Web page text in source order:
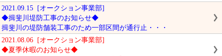
2021.09.15 [オークション事業部]
◆揖斐川堤防工事のお知らせ◆
揖斐川の堤防舗装工事のため一部区間が通行止・・・
2021.08.06 [オークション事業部]
◆夏季休暇のお知らせ◆